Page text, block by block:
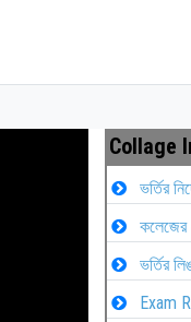
Collage
ভর্তির
কলেজের
ভর্তির
Exam